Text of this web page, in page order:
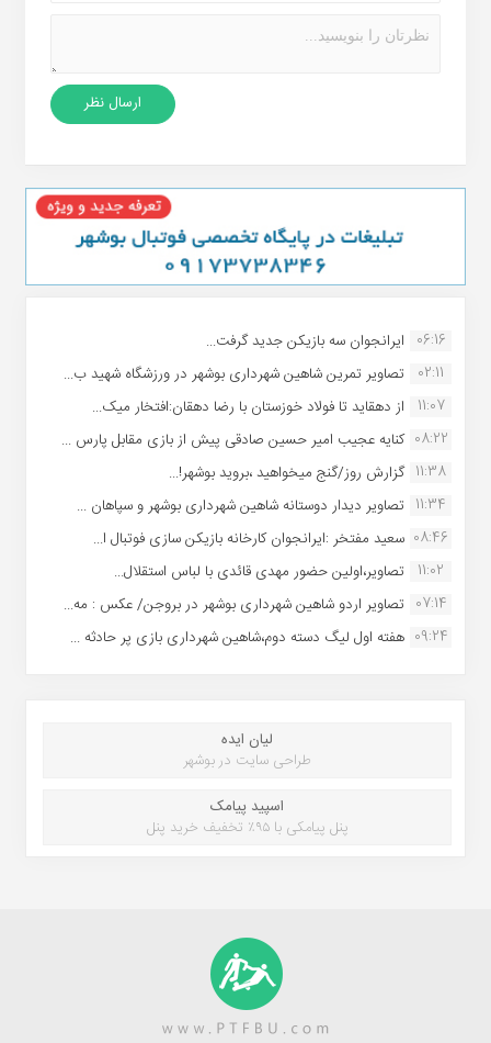
06:16 ایرانجوان سه بازیکن جدید گرفت...
02:11
تصاویر تمرین شاهین شهردارى بوشهر در ورزشگاه شهید ب...
11:07
از دهقاید تا فولاد خوزستان با رضا دهقان:افتخار میک...
08:22 کنایه عجیب امیر حسین صادقی پیش از بازی مقابل پارس ...
11:38 گزارش روز/گنج میخواهید ،بروید بوشهر!...
11:34 تصاویر دیدار دوستانه شاهین شهردارى بوشهر و سپاهان ...
08:46 سعید مفتخر :ایرانجوان کارخانه بازیکن سازی فوتبال ا...
11:02
تصاویر،اولین حضور مهدی قائدی با لباس استقلال...
07:14 تصاویر اردو شاهین شهرداری بوشهر در بروجن/ عکس : مه...
09:24 هفته اول لیگ دسته دوم،شاهین شهرداری بازی پر حادثه ...
لیان ایده
طراحی سایت در بوشهر
اسپید پیامک
پنل پیامکی با ۹۵٪ تخفیف خرید پنل